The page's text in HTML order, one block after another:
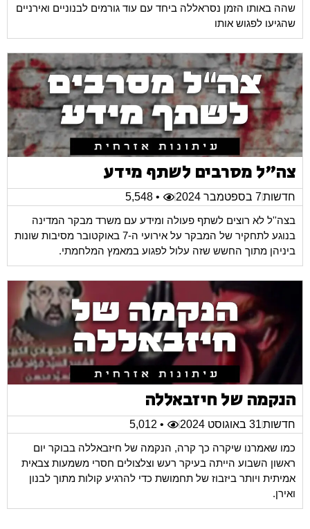
שהה באותו הזמן נסראללה ביחד עם עוד גורמים לבנוניים ואירניים
שהגיעו לפגוש אותו
צה"ל מסרבים לשתף מידע
חדשות7 בספטמבר 2024
• 5,548
בצה''ל לא רוצים לשתף פעולה ומידע עם משרד מבקר המדינה
בנוגע לתחקיר של המבקר על אירועי ה-7 באוקטובר מסיבות שונות
ביניהן מתוך החשש שזה עלול לפגוע במאמץ המלחמתי.
הנקמה של חיזבאללה
חדשות31 באוגוסט 2024
• 5,012
כמו שאמרנו שיקרה כך קרה, הנקמה של חיזבאללה בבוקר יום
ראשון השבוע הייתה בעיקר רעש וצלצולים חסרי משמעות צבאית
אמיתית ויותר ביזבוז של תחמושת כדי להרגיע קולות מתוך לבנון
ואירן.